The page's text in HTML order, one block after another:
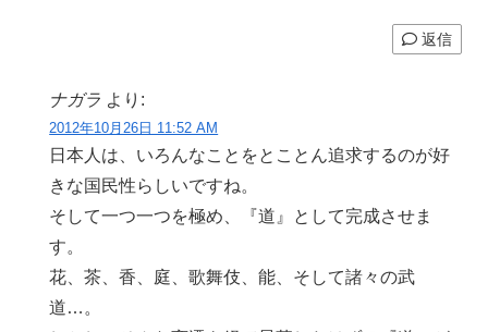
返信
ナガラ より:
2012年10月26日 11:52 AM
日本人は、いろんなことをとことん追求するのが好
きな国民性らしいですね。
そして一つ一つを極め、『道』として完成させま
す。
花、茶、香、庭、歌舞伎、能、そして諸々の武
道…。